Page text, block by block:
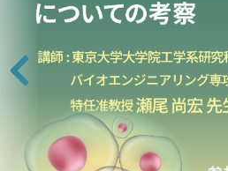
前へ